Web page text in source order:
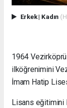
Erkek| Kadın
1964
ilköğrenimini
İmam Hatip
Lisans eğitimini